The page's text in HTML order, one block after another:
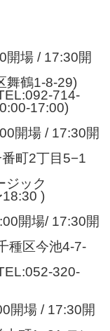
開場 / 17:30開
舞鶴1-8-29)
714-
17:00)
開場 / 17:30開
町2丁目5−1
ジック
)
開場/ 17:30開
種区今池4-7-
320-
開場 / 17:30開